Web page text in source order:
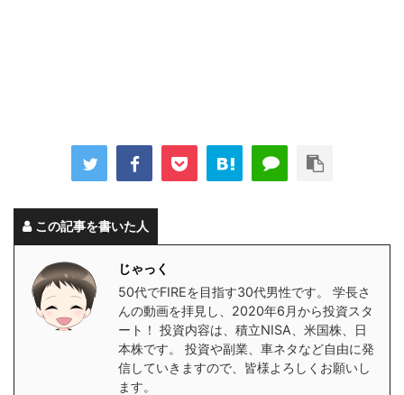
この記事を書いた人
じゃっく
50代でFIREを目指す30代男性です。 学長さ
んの動画を拝見し、2020年6月から投資スタ
ート！ 投資内容は、積立NISA、米国株、日
本株です。 投資や副業、車ネタなど自由に発
信していきますので、皆様よろしくお願いし
ます。